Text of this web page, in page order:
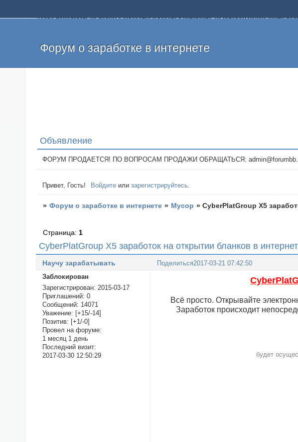
Добро пожаловать на форум о заработке и работе в интернете, на котором можно найти
и оставлять свои отзывы. Если вы знаете, что определенный проект или сайт не платит, то
легкие деньги без вложений и регистрации уже сегодня. Создавайте новые темы,
Форум о заработке в интернете
Объявление
ФОРУМ ПРОДАЕТСЯ! ПО ВОПРОСАМ ПРОДАЖИ ОБРАЩАТЬСЯ: admin@forumbb.ru,
Привет, Гость! Войдите илизарегистрируйтесь.
» Форум о заработке в интернете » Мусор »CyberPlatGroup X5
CyberPlatGroup X5 заработок на открытии бланков в
Страница: 1
Поделиться2017-03-21 07:42:50
Научу зарабатывать
Заблокирован
Зарегистрирован: 2015-03-17
Приглашений: 0
Сообщений: 14071
Уважение: [+15/-14]
Позитив: [+1/-0]
Провел на форуме:
1 месяц 1 день
Последний визит:
2017-03-30 12:50:29
Всё просто. Открывайте
Заработок происходит
будет